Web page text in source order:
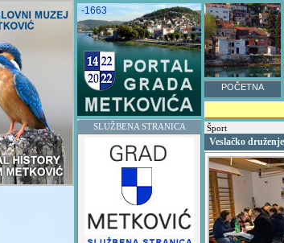
-1663
POČETNA
SLUŽBENA STRANICA Šport
Veslačko